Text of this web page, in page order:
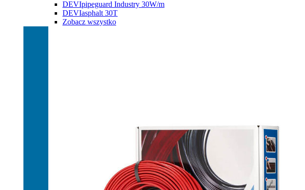
DEVIpipeguard Industry 30W/m
DEVIasphalt 30T
Zobacz wszystko